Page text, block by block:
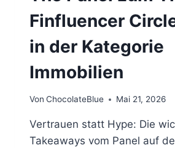
Finfluencer
in der Kategorie
Immobilien
Von ChocolateBlue Mai 21, 2026
Vertrauen statt Hype: Die
Takeaways vom Panel auf